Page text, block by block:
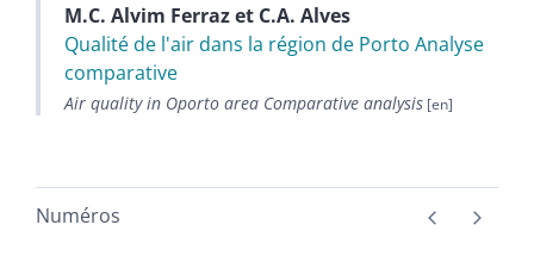
M.C. Alvim Ferrazet C.A. Alves
Qualité de l'air dans la région de Porto Analyse
comparative
Air quality in Oporto area Comparative analysis
Numéros